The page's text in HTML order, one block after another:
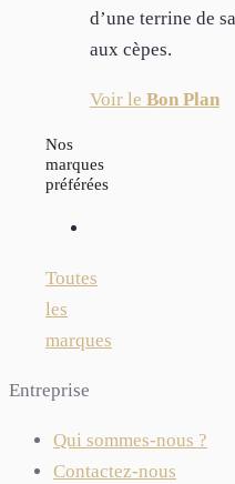
d’une terrine de
aux cèpes.
Voir le Bon Plan
Nos
marques
préférées
Toutes
les
marques
Entreprise
Qui sommes-nous ?
Contactez-nous